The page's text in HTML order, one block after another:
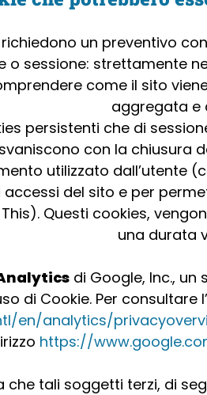
un preventivo
o sessione: strettamente
come il sito
aggregata e
persistenti che di
con la chiusura
utilizzato
del sito e per
Questi cookies,
una durata
di Google, Inc.,
di Cookie. Per
en/analytics/
https://
che tali soggetti terzi, di